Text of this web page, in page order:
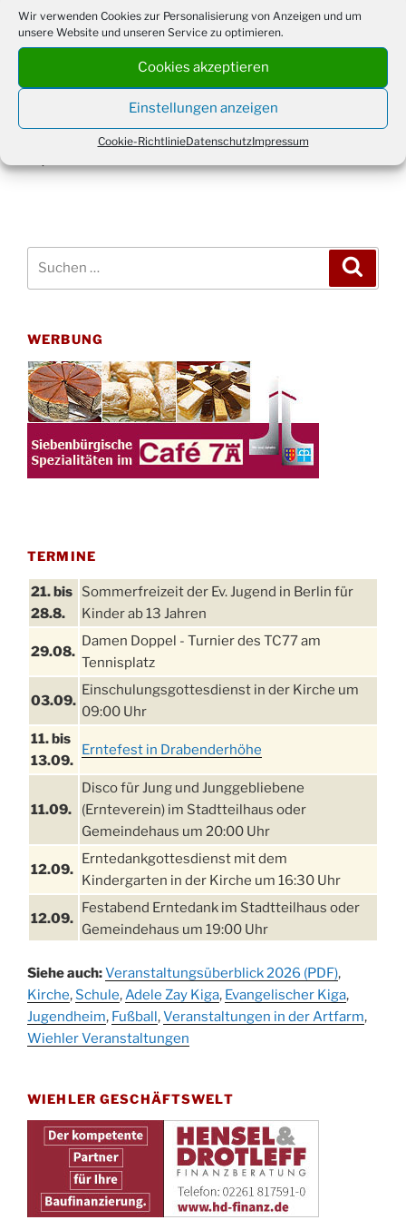
Wir verwenden Cookies zur Personalisierung von Anzeigen und um
unsere Website und unseren Service zu optimieren.
Cookies akzeptieren
Einstellungen anzeigen
Cookie-RichtlinieDatenschutzImpressum
Beitragsnavigation
Vorheriger
38. Schulfest: Der Sommer kam wie bestellt
Beitrag
Hot-Fire-Training für die Feuerwehr Drabenderhöhe
WERBUNG
TERMINE
21. bis
28.8.
Sommerfreizeit der Ev. Jugend in Berlin für
Kinder ab 13 Jahren
29.08.
Damen Doppel - Turnier des TC77 am
Tennisplatz
03.09.
Einschulungsgottesdienst in der Kirche um
09:00 Uhr
11. bis
13.09.
Erntefest in Drabenderhöhe
11.09.
Disco für Jung und Junggebliebene
(Ernteverein) im Stadtteilhaus oder
Gemeindehaus um 20:00 Uhr
12.09.
Erntedankgottesdienst mit dem
Kindergarten in der Kirche um 16:30 Uhr
12.09.
Festabend Erntedank im Stadtteilhaus oder
Gemeindehaus um 19:00 Uhr
13.09.
Stadtteilhaus um 14:00 Uhr
19.09.
Schlagerabend im Stadtteilhaus
Drabenderhöhe
Kinderbibeltag im Ev. Gemeindehaus von 10-
12 Uhr
09.10.
Afterwork-Andacht um 18:00 Uhr in der
Kirche
10.10.
Sandmännchen-Gottesdienst in der Kirche
Siehe auch:Veranstaltungsüberblick 2026 (PDF),
Kirche, Schule,Adele Zay Kiga, Evangelischer Kiga,
Jugendheim, Fußball,Veranstaltungen in der Artfarm,
Wiehler Veranstaltungen
WIEHLER GESCHÄFTSWELT